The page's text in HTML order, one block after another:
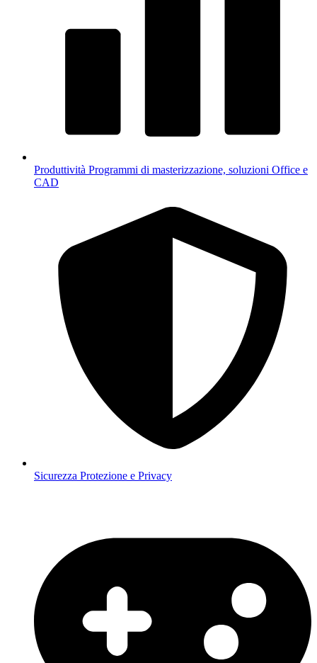
Produttività Programmi di masterizzazione, soluzioni Office e
CAD
Sicurezza Protezione e Privacy